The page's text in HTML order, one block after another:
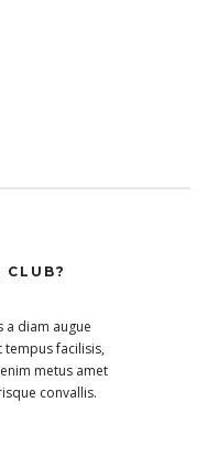
CLUB?
a diam augue
facilisis,
metus amet
convallis.